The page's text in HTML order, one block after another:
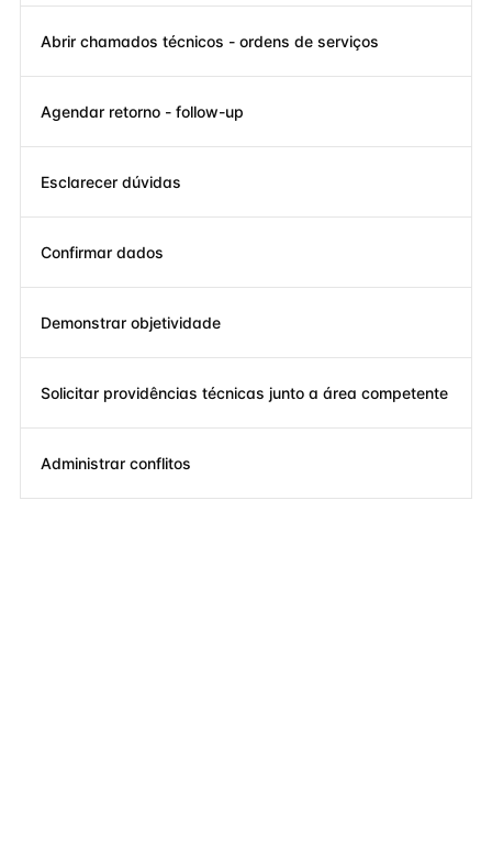
Abrir chamados técnicos - ordens de serviços
Agendar retorno - follow-up
Esclarecer dúvidas
Confirmar dados
Demonstrar objetividade
Solicitar providências técnicas junto a área competente
Administrar conflitos